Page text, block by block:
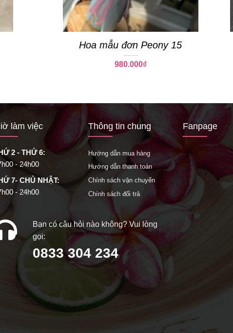
Hoa mẫu đơn Peony 15
980.000₫
làm việc
2 - THỨ 6:
- 24h00
7- CHỦ NHẬT:
- 24h00
Thông tin chung
Hướng dẫn mua hàng
Hướng dẫn thanh toán
Chính sách vận chuyển
Chính sách đổi trả
Bạn có câu hỏi nào không? Vui lòng
gọi:
0833 304 234
Fanpage